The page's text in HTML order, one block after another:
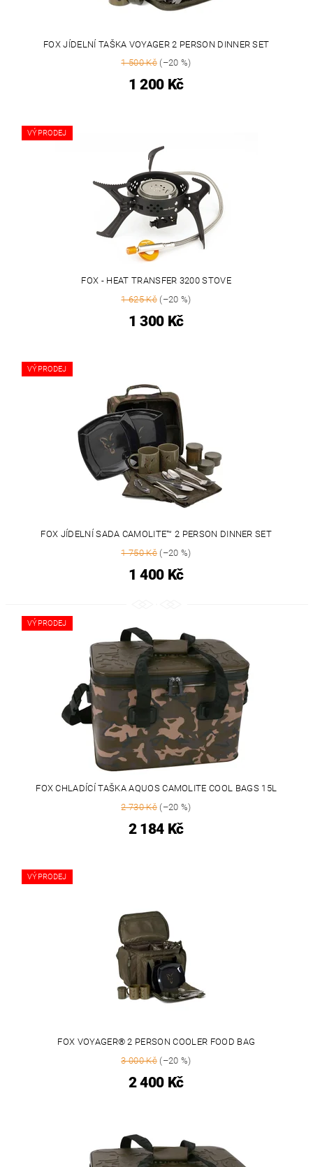
FOX JÍDELNÍ TAŠKA VOYAGER 2 PERSON DINNER SET
1 500 Kč (–20 %)
1 200 Kč
VÝPRODEJ
FOX - HEAT TRANSFER 3200 STOVE
1 625 Kč (–20 %)
1 300 Kč
VÝPRODEJ
FOX JÍDELNÍ SADA CAMOLITE™ 2 PERSON DINNER SET
1 750 Kč (–20 %)
1 400 Kč
VÝPRODEJ
FOX CHLADÍCÍ TAŠKA AQUOS CAMOLITE COOL BAGS 15L
2 730 Kč (–20 %)
2 184 Kč
VÝPRODEJ
FOX VOYAGER® 2 PERSON COOLER FOOD BAG
3 000 Kč (–20 %)
2 400 Kč